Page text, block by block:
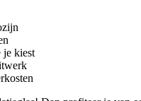
je kiest